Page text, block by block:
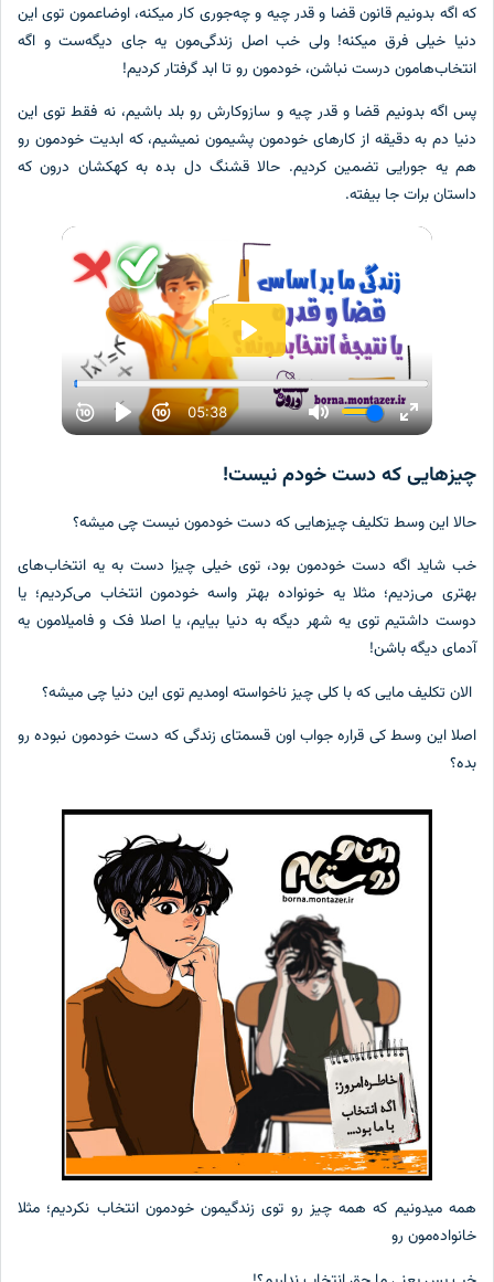
که اگه بدونیم قانون قضا و قدر چیه و چه‌جوری کار میکنه، اوضاعمون توی این
دنیا خیلی فرق میکنه! ولی خب اصل زندگی‌مون یه جای دیگه‌ست و اگه
انتخاب‌هامون درست نباشن، خودمون رو تا ابد گرفتار کردیم!
پس اگه بدونیم قضا و قدر چیه و سازوکارش رو بلد باشیم، نه فقط توی این
دنیا دم به دقیقه از کارهای خودمون پشیمون نمیشیم، که ابدیت خودمون رو
هم یه جورایی تضمین کردیم. حالا قشنگ دل بده به کهکشان درون که
داستان برات جا بیفته.
چیزهایی که دست خودم نیست!
حالا این وسط تکلیف چیزهایی که دست خودمون نیست چی میشه؟
خب شاید اگه دست خودمون بود، توی خیلی چیزا دست به یه انتخاب‌های
بهتری می‌زدیم؛ مثلا یه خونواده بهتر واسه خودمون انتخاب می‌کردیم؛ یا
دوست داشتیم توی یه شهر دیگه به دنیا بیایم، یا اصلا فک و فامیلامون یه
آدمای دیگه باشن!
الان تکلیف مایی که با کلی چیز ناخواسته اومدیم توی این دنیا چی میشه؟
اصلا این وسط کی قراره جواب اون قسمتای زندگی که دست خودمون نبوده رو
بده؟
همه میدونیم که همه چیز رو توی زندگیمون خودمون انتخاب نکردیم؛ مثلا
خانواده‌مون رو